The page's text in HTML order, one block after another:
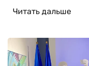
Читать дальше